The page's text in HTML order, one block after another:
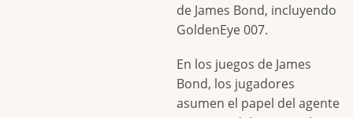
de James Bond, incluyendo
GoldenEye 007.
En los juegos de James
Bond, los jugadores
asumen el papel del agente